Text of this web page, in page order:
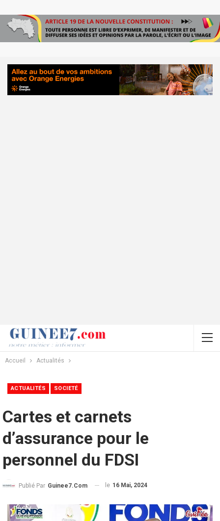
Accueil Actualités
ACTUALITÉS SOCIETÉ
Cartes et carnets
d’assurance pour le
personnel du FDSI
Publié Par Guinee7.com le 16 Mai, 2024